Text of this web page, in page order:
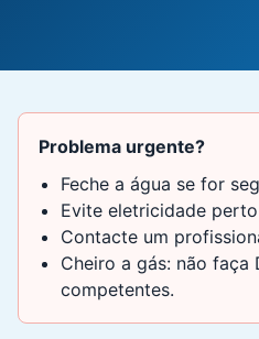
Problema urgente?
Feche a água se for
Evite eletricidade
Contacte um
Cheiro a gás: não faça
competentes.